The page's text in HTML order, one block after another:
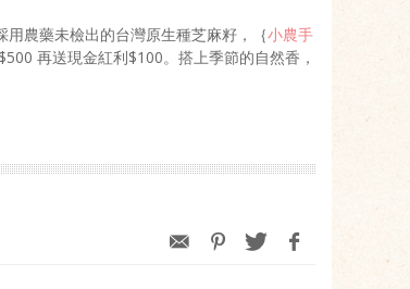
農藥未檢出的台灣原生種芝麻籽，｛小農手
再送現金紅利$100。搭上季節的自然香，